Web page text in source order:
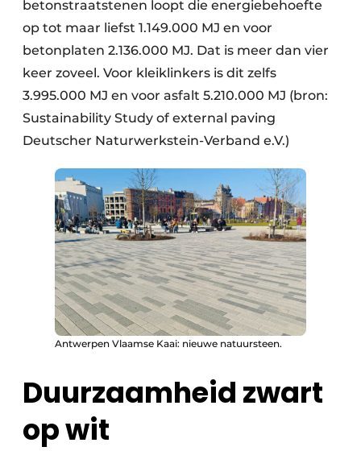
betonstraatstenen loopt die energiebehoefte
op tot maar liefst 1.149.000 MJ en voor
betonplaten 2.136.000 MJ. Dat is meer dan vier
keer zoveel. Voor kleiklinkers is dit zelfs
3.995.000 MJ en voor asfalt 5.210.000 MJ (bron:
Sustainability Study of external paving
Deutscher Naturwerkstein-Verband e.V.)
Antwerpen Vlaamse Kaai: nieuwe natuursteen.
Duurzaamheid zwart
op wit